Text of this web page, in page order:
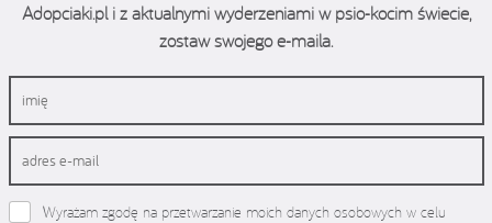
Adopciaki.pl i z aktualnymi wyderzeniami w psio-kocim świecie,
zostaw swojego e-maila.
Wyrażam zgodę na przetwarzanie moich danych osobowych w celu